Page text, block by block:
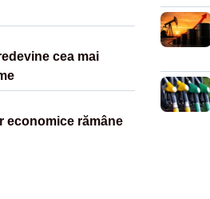
cea mai
economice rămâne